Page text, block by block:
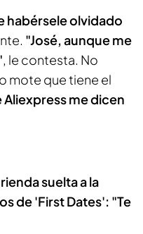
habérsele olvidado
"José, aunque me
, le contesta. No
mote que tiene el
Aliexpress me dicen
suelta a la
de 'First Dates': "Te